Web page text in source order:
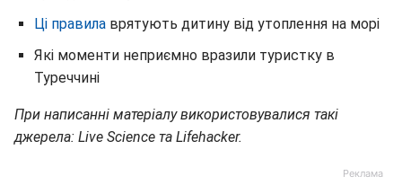
Ці правила врятують дитину від утоплення на морі
Які моменти неприємно вразили туристку в
Туреччині
При написанні матеріалу використовувалися такі
джерела: Live Science та Lifehacker.